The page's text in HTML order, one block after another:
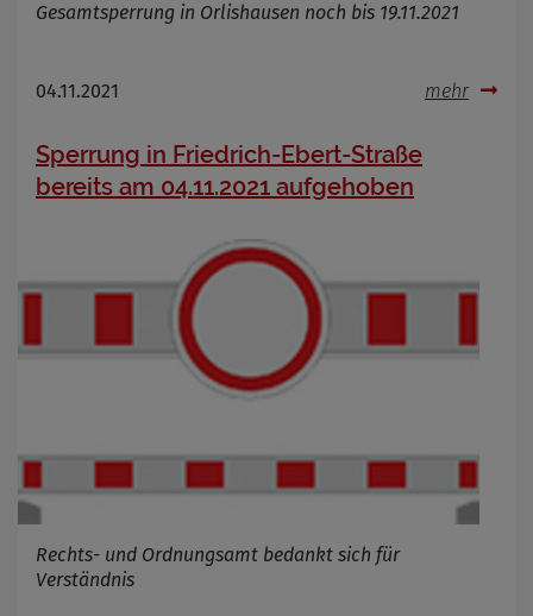
Gesamtsperrung in Orlishausen noch bis 19.11.2021
04.11.2021 mehr
Sperrung in Friedrich-Ebert-Straße
bereits am 04.11.2021 aufgehoben
Rechts- und Ordnungsamt bedankt sich für
Verständnis